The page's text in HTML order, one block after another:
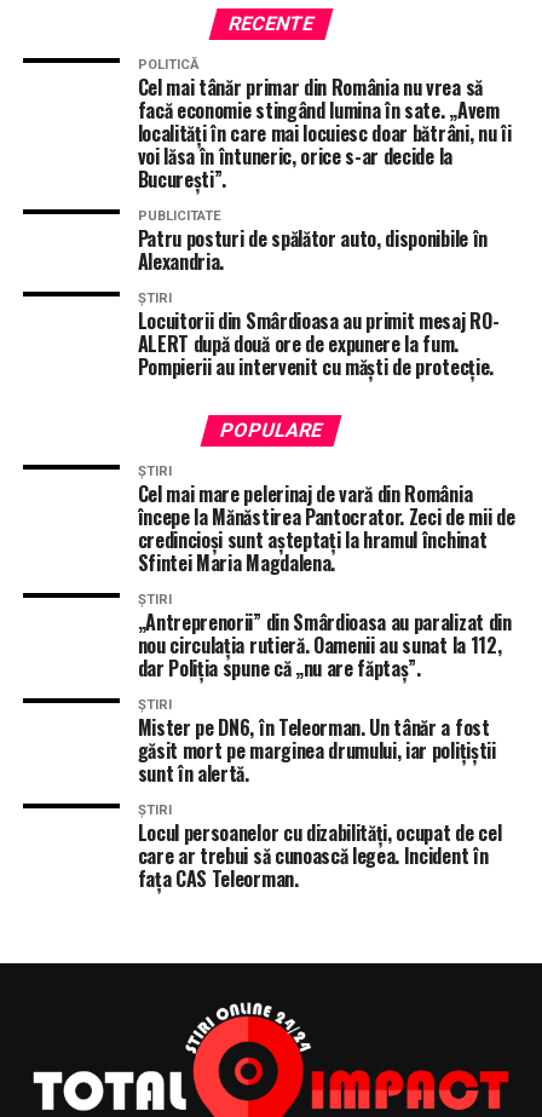
O dubă cu mai multe persoane s-a răsturnat la ieșire din
Teleorman! Patru victime la spital!
RECENTE
POLITICĂ
Cel mai tânăr primar din România nu vrea să
facă economie stingând lumina în sate. „Avem
localități în care mai locuiesc doar bătrâni, nu îi
voi lăsa în întuneric, orice s-ar decide la
București”.
PUBLICITATE
Patru posturi de spălător auto, disponibile în
Alexandria.
ȘTIRI
Locuitorii din Smârdioasa au primit mesaj RO-
ALERT după două ore de expunere la fum.
Pompierii au intervenit cu măști de protecție.
POPULARE
ȘTIRI
Cel mai mare pelerinaj de vară din România
începe la Mănăstirea Pantocrator. Zeci de mii de
credincioși sunt așteptați la hramul închinat
Sfintei Maria Magdalena.
ȘTIRI
„Antreprenorii” din Smârdioasa au paralizat din
nou circulația rutieră. Oamenii au sunat la 112,
dar Poliția spune că „nu are făptaș”.
ȘTIRI
Mister pe DN6, în Teleorman. Un tânăr a fost
găsit mort pe marginea drumului, iar polițiștii
sunt în alertă.
ȘTIRI
Locul persoanelor cu dizabilități, ocupat de cel
care ar trebui să cunoască legea. Incident în
fața CAS Teleorman.